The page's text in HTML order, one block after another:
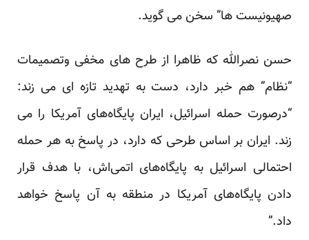
صهیونیست ها” سخن می گوید.
حسن نصرالله که ظاهرا از طرح های مخفی وتصمیمات
“نظام” هم خبر دارد، دست به تهدید تازه ای می زند:
“درصورت حمله اسرائیل، ایران پایگاه‌های آمریکا را می
زند. ایران بر اساس طرحی که دارد، در پاسخ به هر حمله
احتمالی اسرائیل به پایگاه‌های اتمی‌اش، با هدف قرار
دادن پایگاه‌های آمریکا در منطقه به آن پاسخ خواهد
داد.”